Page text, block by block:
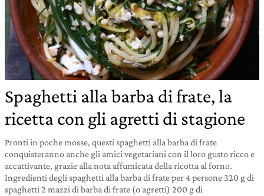
Spaghetti alla barba di frate, la
ricetta con gli agretti di stagione
Pronti in poche mosse, questi spaghetti alla barba di frate
conquisteranno anche gli amici vegetariani con il loro gusto ricco e
accattivante, grazie alla nota affumicata della ricotta al forno.
Ingredienti degli spaghetti alla barba di frate per 4 persone 320 g di
spaghetti 2 mazzi di barba di frate (o agretti) 200 g di